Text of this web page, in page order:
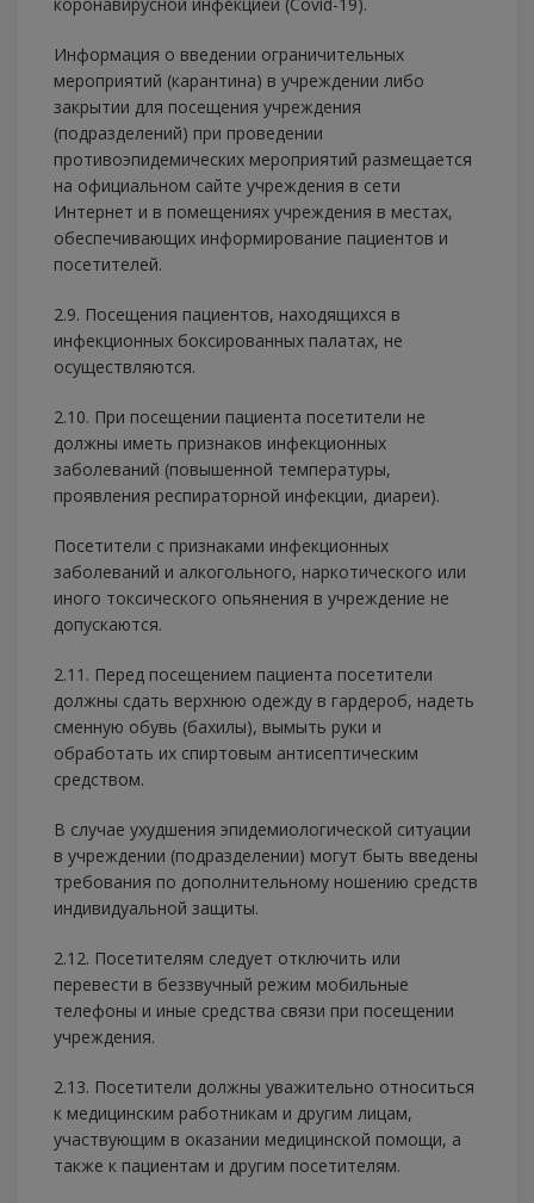
Информация о введении ограничительных
мероприятий (карантина) в учреждении либо
закрытии для посещения учреждения
(подразделений) при проведении
противоэпидемических мероприятий размещается
на официальном сайте учреждения в сети
Интернет и в помещениях учреждения в местах,
обеспечивающих информирование пациентов и
посетителей.
2.9. Посещения пациентов, находящихся в
инфекционных боксированных палатах, не
осуществляются.
2.10. При посещении пациента посетители не
должны иметь признаков инфекционных
заболеваний (повышенной температуры,
проявления респираторной инфекции, диареи).
Посетители с признаками инфекционных
заболеваний и алкогольного, наркотического или
иного токсического опьянения в учреждение не
допускаются.
2.11. Перед посещением пациента посетители
должны сдать верхнюю одежду в гардероб, надеть
сменную обувь (бахилы), вымыть руки и
обработать их спиртовым антисептическим
средством.
В случае ухудшения эпидемиологической ситуации
в учреждении (подразделении) могут быть введены
требования по дополнительному ношению средств
индивидуальной защиты.
2.12. Посетителям следует отключить или
перевести в беззвучный режим мобильные
телефоны и иные средства связи при посещении
учреждения.
2.13. Посетители должны уважительно относиться
к медицинским работникам и другим лицам,
участвующим в оказании медицинской помощи, а
также к пациентам и другим посетителям.